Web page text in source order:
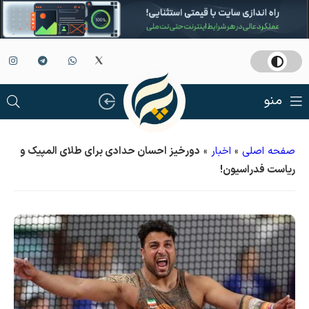
منو
صفحه اصلی » اخبار » دورخیز احسان حدادی برای طلای المپیک و
ریاست فدراسیون!